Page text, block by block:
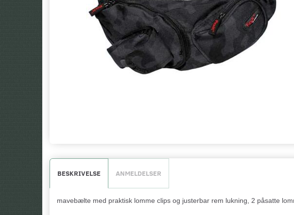
BESKRIVELSE ANMELDELSER
mavebælte med praktisk lomme clips og justerbar rem lukning, 2 påsatte